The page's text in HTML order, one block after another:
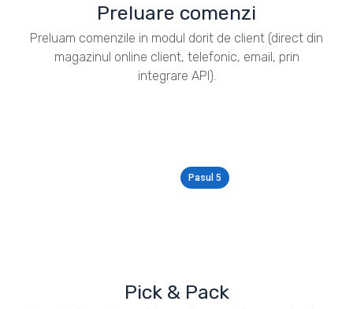
Preluare comenzi
Preluam comenzile in modul dorit de client (direct din
magazinul online client, telefonic, email, prin
integrare API).
Pasul 5
Pick & Pack